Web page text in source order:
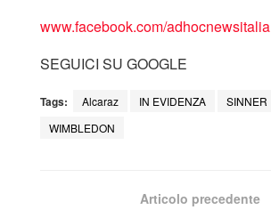
www.facebook.com/adhocnewsitalia
SEGUICI SU GOOGLE
Tags: Alcaraz IN EVIDENZA SINNER
WIMBLEDON
Articolo precedente